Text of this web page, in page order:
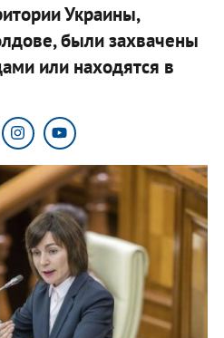
Украины,
были захвачены
или находятся в